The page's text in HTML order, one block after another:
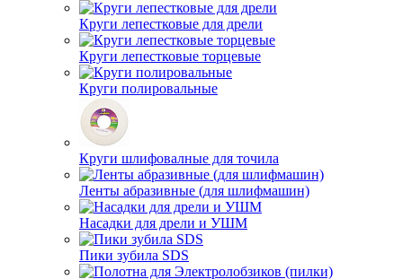
Круги лепестковые для дрели
Круги лепестковые торцевые
Круги полировальные
Круги шлифовалные для точила
Ленты абразивные (для шлифмашин)
Насадки для дрели и УШМ
Пики зубила SDS